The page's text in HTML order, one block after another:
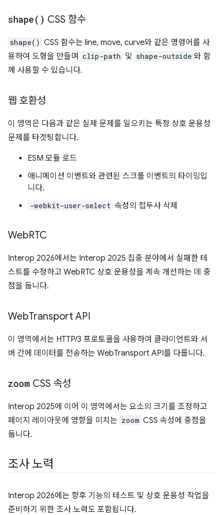
shape( ) CSS 함수
shape() CSS 함수는 line, move, curve와 같은 명령어를 사
용하여 도형을 만들며
clip-path 및 shape-outside 와 함
께 사용할 수 있습니다.
웹 호환성
이 영역은 다음과 같은 실제 문제를 일으키는 특정 상호 운용성
문제를 타겟팅합니다.
ESM 모듈 로드
애니메이션 이벤트와 관련된 스크롤 이벤트의 타이밍입
니다.
-webkit-user-select 속성의 접두사 삭제
WebRTC
Interop 2026에서는 Interop 2025 집중 분야에서 실패한 테
스트를 수정하고 WebRTC 상호 운용성을 계속 개선하는 데 중
점을 둡니다.
WebTransport API
이 영역에서는 HTTP/3 프로토콜을 사용하여 클라이언트와 서
버 간에 데이터를 전송하는 WebTransport API를 다룹니다.
zoom CSS 속성
Interop 2025에 이어 이 영역에서는 요소의 크기를 조정하고
페이지 레이아웃에 영향을 미치는 zoom CSS 속성에 중점을
둡니다.
조사 노력
Interop 2026에는 향후 기능의 테스트 및 상호 운용성 작업을
준비하기 위한 조사 노력도 포함됩니다.